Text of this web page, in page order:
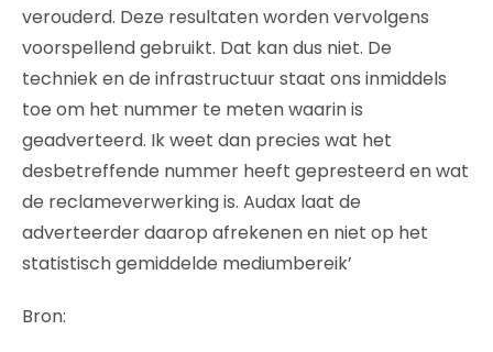
verouderd. Deze resultaten worden vervolgens
voorspellend gebruikt. Dat kan dus niet. De
techniek en de infrastructuur staat ons inmiddels
toe om het nummer te meten waarin is
geadverteerd. Ik weet dan precies wat het
desbetreffende nummer heeft gepresteerd en wat
de reclameverwerking is. Audax laat de
adverteerder daarop afrekenen en niet op het
statistisch gemiddelde mediumbereik’
Bron: